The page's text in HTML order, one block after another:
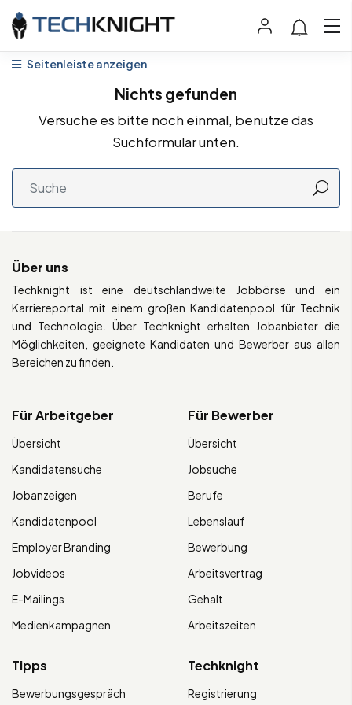
Seitenleiste anzeigen
Nichts gefunden
Versuche es bitte noch einmal, benutze das
Suchformular unten.
Über uns
Techknight ist eine deutschlandweite Jobbörse und ein
Karriereportal mit einem großen Kandidatenpool für Technik
und Technologie. Über Techknight erhalten Jobanbieter die
Möglichkeiten, geeignete Kandidaten und Bewerber aus allen
Bereichen zu finden.
Für Arbeitgeber
Übersicht
Kandidatensuche
Jobanzeigen
Kandidatenpool
Employer Branding
Jobvideos
E-Mailings
Medienkampagnen
Für Bewerber
Übersicht
Jobsuche
Berufe
Lebenslauf
Bewerbung
Arbeitsvertrag
Gehalt
Arbeitszeiten
Tipps
Bewerbungsgespräch
Techknight
Registrierung